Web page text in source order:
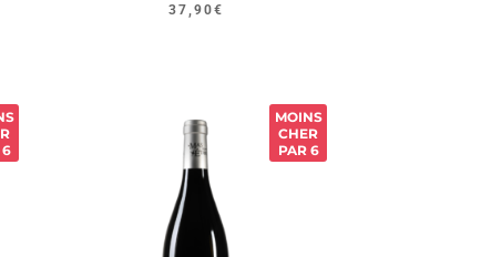
37,90€
6
MOINS
CHER
PAR 6